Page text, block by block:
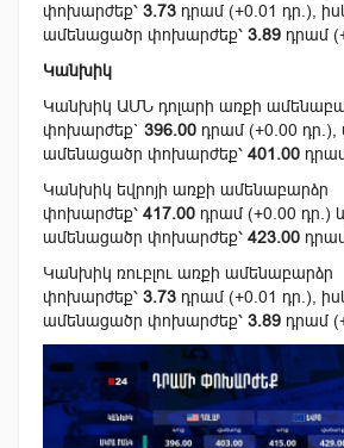
փոխարժեք՝ 3.73 դրամ (+0.01 դր.),
ամենացածր փոխարժեք՝ 3.89 դրամ
Կանխիկ
Կանխիկ ԱՄՆ դոլարի առքի
փոխարժեք` 396.00 դրամ (+0.00
ամենացածր փոխարժեք՝ 401.00
Կանխիկ եվրոյի առքի ամենաբարձր
փոխարժեք՝ 417.00 դրամ (+0.00 դր.)
ամենացածր փոխարժեք՝ 423.00
Կանխիկ ռուբլու առքի ամենաբարձր
փոխարժեք՝ 3.73 դրամ (+0.01 դր.),
ամենացածր փոխարժեք՝ 3.89 դրամ